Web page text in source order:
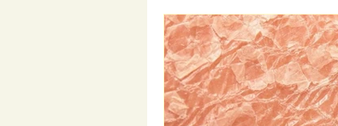
Autocuidado e Bem Estar